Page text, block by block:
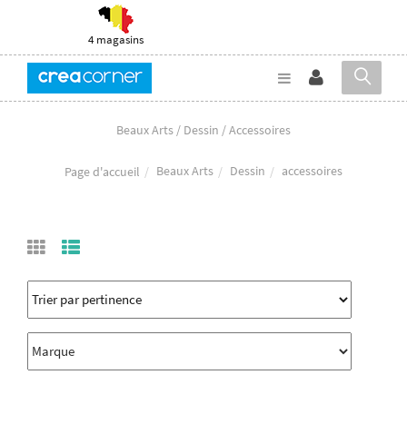
4 magasins
Beaux Arts / Dessin / Accessoires
Page d'accueil Beaux Arts Dessin accessoires